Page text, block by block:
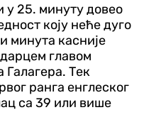
у 25. минуту довео
коју неће дуго
минута касније
главом
Галагера. Тек
ранга енглеског
са 39 или више